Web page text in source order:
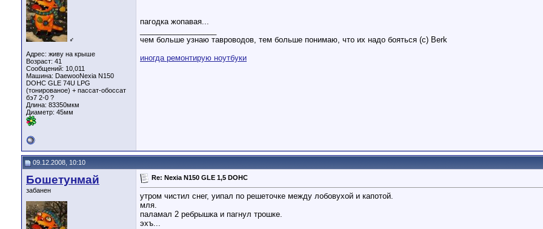
♂
Адрес: живу на крыше
Возраст: 41
Сообщений: 10,011
Машина: DaewooNexia N150
DOHC GLE 74U LPG
(тонированое) + пассат-обоссат
бэ7 2-0 ?
Длина: 83350мкм
Диаметр: 45мм
пагодка жопавая...
чем больше узнаю тавроводов, тем больше понимаю, что их надо бояться (с) Berk
иногда ремонтирую ноутбуки
09.12.2008, 10:10
Бошетунмай
забанен
Re: Nexia N150 GLE 1,5 DOHC
утром чистил снег, уипал по решеточке между лобовухой и капотой.
мля.
паламал 2 ребрышка и пагнул трошке.
эхъ...